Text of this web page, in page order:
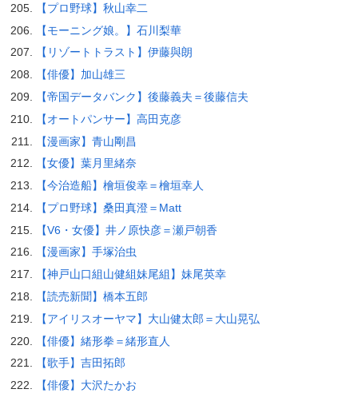
【プロ野球】秋山幸二
【モーニング娘。】石川梨華
【リゾートトラスト】伊藤與朗
【俳優】加山雄三
【帝国データバンク】後藤義夫＝後藤信夫
【オートパンサー】高田克彦
【漫画家】青山剛昌
【女優】葉月里緒奈
【今治造船】檜垣俊幸＝檜垣幸人
【プロ野球】桑田真澄＝Matt
【V6・女優】井ノ原快彦＝瀬戸朝香
【漫画家】手塚治虫
【神戸山口組山健組妹尾組】妹尾英幸
【読売新聞】橋本五郎
【アイリスオーヤマ】大山健太郎＝大山晃弘
【俳優】緒形拳＝緒形直人
【歌手】吉田拓郎
【俳優】大沢たかお